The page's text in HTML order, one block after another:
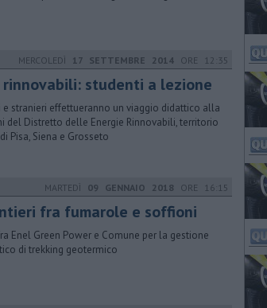
MERCOLEDÌ 17 SETTEMBRE 2014 ORE 12:35
rinnovabili: studenti a lezione
e stranieri effettueranno un viaggio didattico alla
del Distretto delle Energie Rinnovabili, territorio
Pisa, Siena e Grosseto
MARTEDÌ 09 GENNAIO 2018 ORE 16:15
fra fumarole e soffioni
Enel Green Power e Comune per la gestione
di trekking geotermico